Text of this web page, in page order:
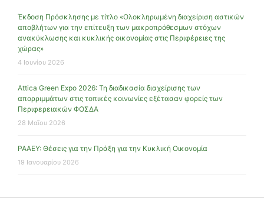
Έκδοση Πρόσκλησης με τίτλο «Ολοκληρωμένη διαχείριση αστικών
αποβλήτων για την επίτευξη των μακροπρόθεσμων στόχων
ανακύκλωσης και κυκλικής οικονομίας στις Περιφέρειες της
χώρας»
4 Ιουνίου 2026
Attica Green Expo 2026: Τη διαδικασία διαχείρισης των
απορριμμάτων στις τοπικές κοινωνίες εξέτασαν φορείς των
Περιφερειακών ΦΟΣΔΑ
28 Μαΐου 2026
ΡΑΑΕΥ: Θέσεις για την Πράξη για την Κυκλική Οικονομία
19 Ιανουαρίου 2026